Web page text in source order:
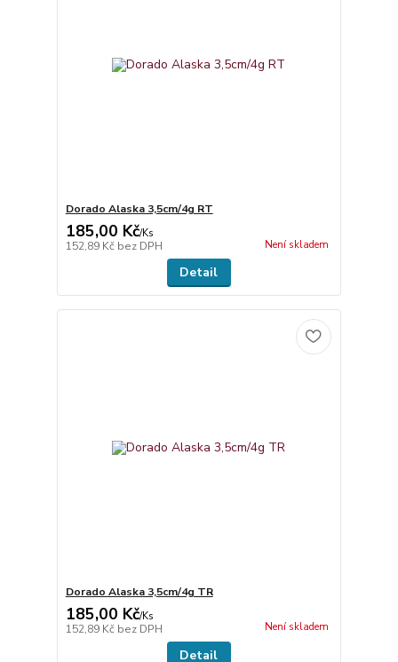
Dorado Alaska 3,5cm/4g RT
185,00 Kč/Ks
152,89 Kč bez DPH Není skladem
Detail
Dorado Alaska 3,5cm/4g TR
185,00 Kč/Ks
152,89 Kč bez DPH Není skladem
Detail